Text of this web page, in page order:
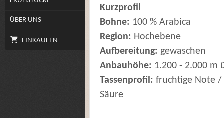
ÜBER UNS
EINKAUFEN
Kurzprofil
Bohne: 100 % Arabica
Region: Hochebene
Aufbereitung: gewaschen
Anbauhöhe: 1.200 - 2.000 m
Tassenprofil: fruchtige Note
Säure